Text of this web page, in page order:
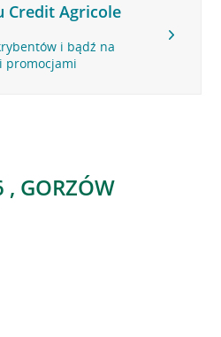
Credit Agricole
i bądź na
promocjami
, GORZÓW